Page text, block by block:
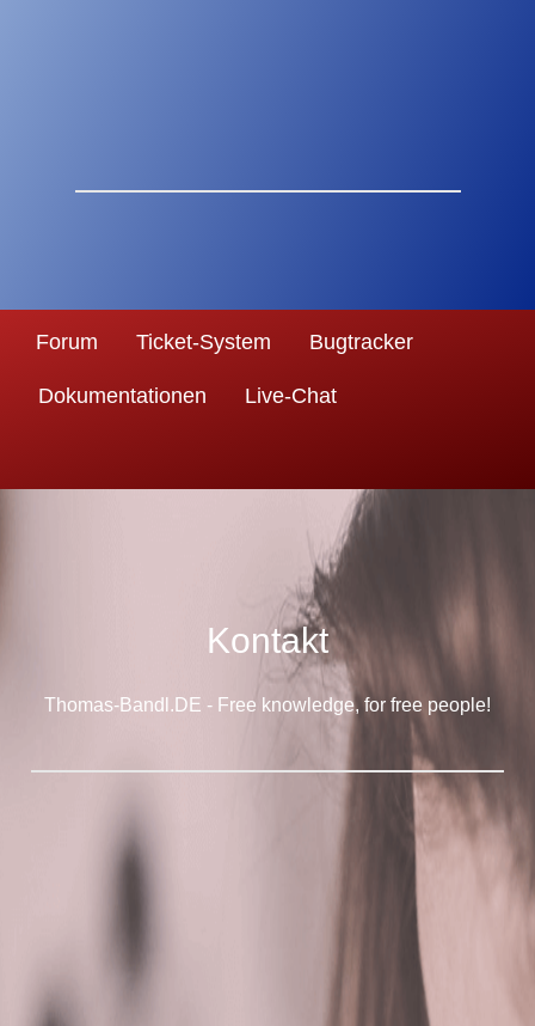
Forum Ticket-System Bugtracker
Dokumentationen Live-Chat
Kontakt
Thomas-Bandl.DE - Free knowledge, for free people!